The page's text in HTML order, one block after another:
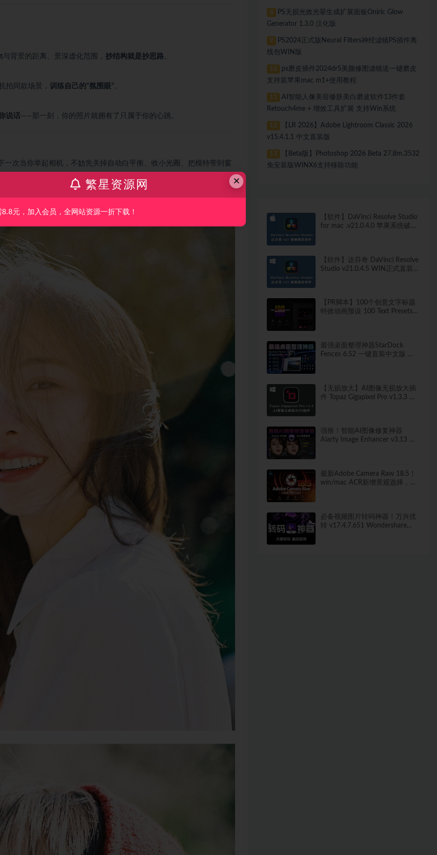
背景的距离、景深虚化范围， 抄结构就是抄思路
拍同款场景， 训练自己的“氛围眼”
说话——那一刻，你的照片就拥有了只属于你的心跳。
次当你举起相机，不妨先关掉自动白平衡、收小光圈、把模特带到窗
，而你就是唯一的导演。
8
PS无损光效光晕生成扩展面板Oniric Glow
Generator 1.3.0 汉化版
9
PS2024正式版Neural Filters神经滤镜PS插件离
线包WIN版
10
ps磨皮插件2024dr5美颜修图滤镜送一键磨皮
支持装苹果mac m1+使用教程
11
AI智能人像美容修肤美白磨皮软件13件套
Retouch4me + 增效工具扩展 支持Win系统
12
【LR 2026】Adobe Lightroom Classic 2026
v15.4.1.1 中文直装版
13
【Beta版】Photoshop 2026 Beta 27.8m.3532
免安装版WINX6支持移除功能
【软件】DaVinci Resolve Studio
for mac .v21.0.4.0 苹果系统破解
【软件】达芬奇 DaVinci Resolve
Studio v21.0.4.5 WIN正式直装
【PR脚本】100个创意文字标题
特效动画预设 100 Text Presets
最强桌面整理神器StarDock
Fences 6.52 一键直装中文版 秒
【无损放大】AI图像无损放大插
件 Topaz Gigapixel Pro v1.3.3 中
强推！智能AI图像修复神器
Aiarty Image Enhancer v3.13 ！
最新Adobe Camera Raw 18.5！
win/mac ACR新增景观选择，干
必备视频图片转码神器！万兴优
转 v17.4.7.651 Wondershare
×
繁星资源网
8.8元，加入会员，全网站资源一折下载！